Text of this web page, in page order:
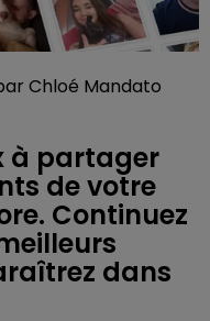
Chloé Mandato
à partager
de votre
Continuez
dans